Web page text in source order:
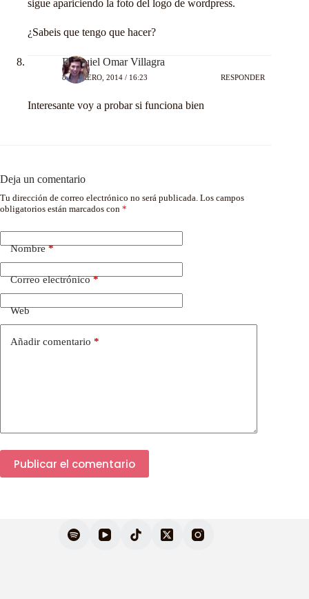
sigue apariciendo la foto del logo de wordpress.
¿Sabeis que tengo que hacer?
Ezequiel Omar Villagra
8 FEBRERO, 2014 / 16:23 RESPONDER
Interesante voy a probar si funciona bien
Deja un comentario
Tu dirección de correo electrónico no será publicada. Los campos
obligatorios están marcados con *
Nombre*
Correo electrónico*
Web
Añadir comentario *
Publicar el comentario